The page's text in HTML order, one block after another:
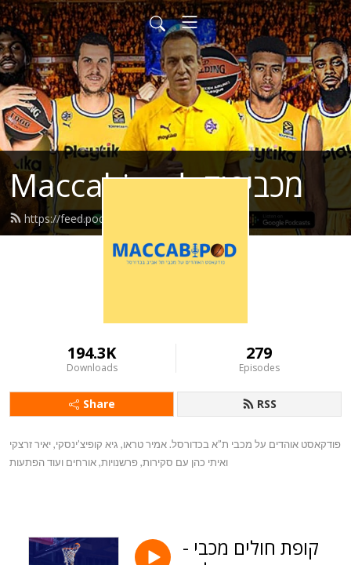
Maccabipod- מכביפוד
https://feed.podbean.com/maccabi/feed.xml
194.3K
Downloads
279
Episodes
Share RSS
פודקאסט אוהדים על מכבי ת”א בכדורסל. אמיר טראו, גיא קופיצ’ינסקי, יאיר זרצקי
ואיתי כהן עם סקירות, פרשנויות, אורחים ועוד הפתעות
קופת חולים מכבי -